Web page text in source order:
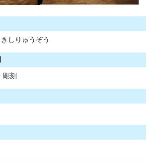
しりゅうぞう
彫刻